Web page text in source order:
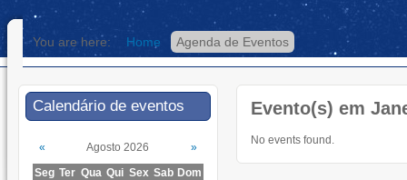
You are here: Home Agenda de Eventos
Evento(s) em
No events found.
Calendário de eventos
« Agosto 2026
»
Seg Ter Qua Qui Sex Sab Dom